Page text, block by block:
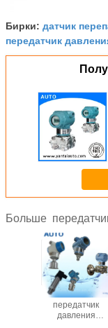
Бирки: датчик
передатчик
Больше
Умный
передатчик
давления